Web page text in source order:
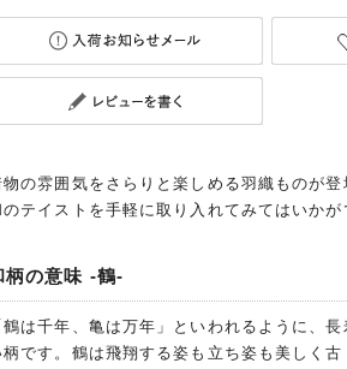
物の雰囲気をさらりと楽しめる羽織ものが
のテイストを手軽に取り入れてみてはいかが
柄の意味 -鶴-
鶴は千年、亀は万年」といわれるように、
柄です。鶴は飛翔する姿も立ち姿も美しく